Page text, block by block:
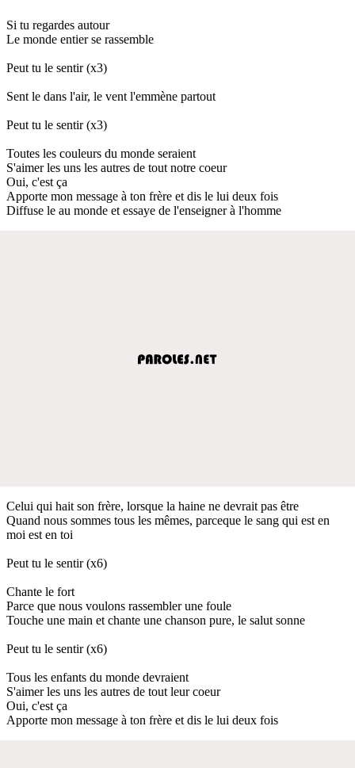
Si tu regardes autour
Le monde entier se rassemble
Peut tu le sentir (x3)
Sent le dans l'air, le vent l'emmène partout
Peut tu le sentir (x3)
Toutes les couleurs du monde seraient
S'aimer les uns les autres de tout notre coeur
Oui, c'est ça
Apporte mon message à ton frère et dis le lui deux fois
Diffuse le au monde et essaye de l'enseigner à l'homme
Celui qui hait son frère, lorsque la haine ne devrait pas être
Quand nous sommes tous les mêmes, parceque le sang qui est en
moi est en toi
Peut tu le sentir (x6)
Chante le fort
Parce que nous voulons rassembler une foule
Touche une main et chante une chanson pure, le salut sonne
Peut tu le sentir (x6)
Tous les enfants du monde devraient
S'aimer les uns les autres de tout leur coeur
Oui, c'est ça
Apporte mon message à ton frère et dis le lui deux fois